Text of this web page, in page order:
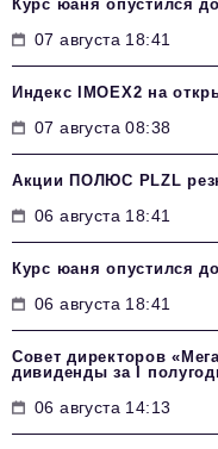
Курс юаня опустился
07 августа 18:41
Индекс IMOEX2 на
07 августа 08:38
Акции ПОЛЮС PLZL
06 августа 18:41
Курс юаня опустился
06 августа 18:41
Совет директоров
дивиденды за I
06 августа 14:13